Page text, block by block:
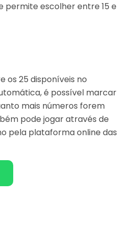
permite escolher entre 15 e
os 25 disponíveis no
é possível marcar
mais números forem
pode jogar através de
pela plataforma online das